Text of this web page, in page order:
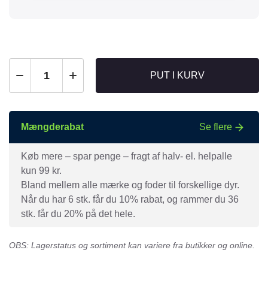
PUT I KURV
Mængderabat Se flere
Køb mere – spar penge – fragt af halv- el. helpalle
kun 99 kr.
Bland mellem alle mærke og foder til forskellige dyr.
Når du har 6 stk. får du 10% rabat, og rammer du 36
stk. får du 20% på det hele.
OBS: Lagerstatus og sortiment kan variere fra butikker og online.